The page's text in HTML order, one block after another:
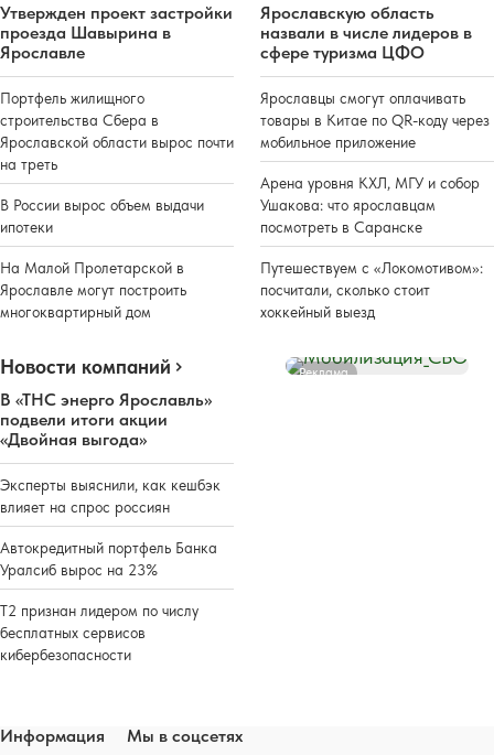
Утвержден проект застройки
проезда Шавырина в
Ярославле
Портфель жилищного
строительства Сбера в
Ярославской области вырос почти
на треть
В России вырос объем выдачи
ипотеки
На Малой Пролетарской в
Ярославле могут построить
многоквартирный дом
Ярославскую область
назвали в числе лидеров в
сфере туризма ЦФО
Ярославцы смогут оплачивать
товары в Китае по QR-коду через
мобильное приложение
Арена уровня КХЛ, МГУ и собор
Ушакова: что ярославцам
посмотреть в Саранске
Путешествуем с «Локомотивом»:
посчитали, сколько стоит
хоккейный выезд
Новости компаний
В «ТНС энерго Ярославль»
подвели итоги акции
«Двойная выгода»
Эксперты выяснили, как кешбэк
влияет на спрос россиян
Автокредитный портфель Банка
Уралсиб вырос на 23%
Т2 признан лидером по числу
бесплатных сервисов
кибербезопасности
Реклама
Информация
Мы в соцсетях